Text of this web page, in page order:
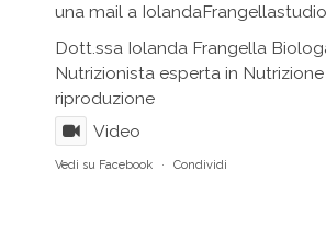
una mail a
Dott.ssa Iolanda Frangella
Nutrizionista esperta in
riproduzione
Video
Vedi su Facebook · Condividi